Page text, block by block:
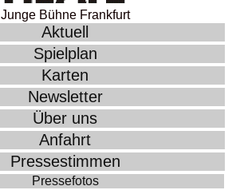
Junge Bühne Frankfurt
Aktuell
Spielplan
Karten
Newsletter
Über uns
Anfahrt
Pressestimmen
Pressefotos